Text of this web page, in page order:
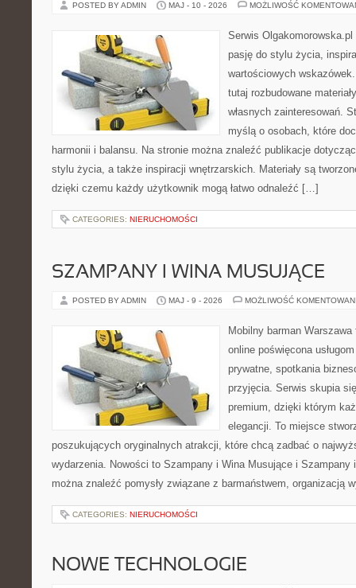
POSTED BY ADMIN MAJ - 10 - 2026 MOŻLIWOŚĆ
Serwis
pasję do stylu życia,
wartościowych
tutaj rozbudowane
własnych zainteresowań.
myślą o osobach, które
harmonii i balansu. Na stronie można znaleźć publikacje
stylu życia, a także inspiracji wnętrzarskich. Materiały są
dzięki czemu każdy użytkownik mogą łatwo odnaleźć […]
CATEGORIES: NIERUCHOMOŚCI
SZAMPANY I WINA MUSUJĄCE
POSTED BY ADMIN MAJ - 9 - 2026 MOŻLIWOŚĆ
Mobilny barman
online poświęcona
prywatne, spotkania
przyjęcia. Serwis skupia
premium, dzięki którym
elegancji. To miejsce
poszukujących oryginalnych atrakcji, które chcą zadbać o
wydarzenia. Nowości to Szampany i Wina Musujące i Szampany
można znaleźć pomysły związane z barmaństwem, organizacją
CATEGORIES: NIERUCHOMOŚCI
NOWE TECHNOLOGIE